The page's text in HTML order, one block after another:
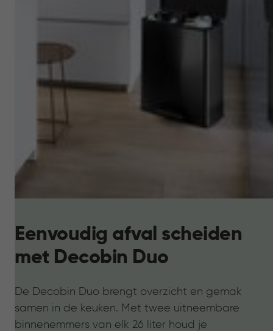
Eenvoudig afval scheiden
met Decobin Duo
De Decobin Duo brengt overzicht en gemak
samen in de keuken. Met twee uitneembare
binnenemmers van elk 26 liter houd je